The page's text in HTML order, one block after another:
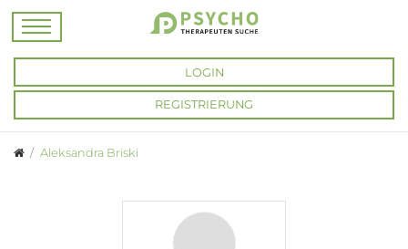
LOGIN
REGISTRIERUNG
Aleksandra Briski